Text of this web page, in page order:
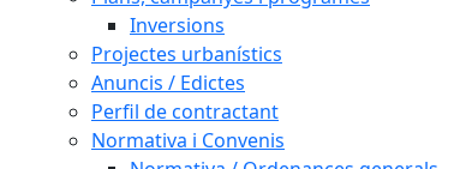
Inversions
Projectes urbanístics
Anuncis / Edictes
Perfil de contractant
Normativa i Convenis